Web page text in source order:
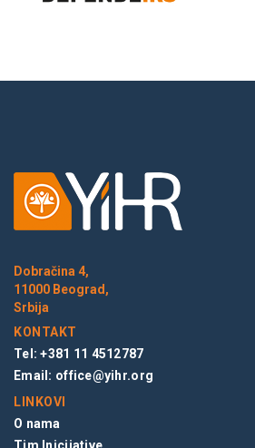
Dobračina 4,
11000 Beograd,
Srbija
KONTAKT
Tel: +381 11 4512787
Email: office@yihr.org
LINKOVI
O nama